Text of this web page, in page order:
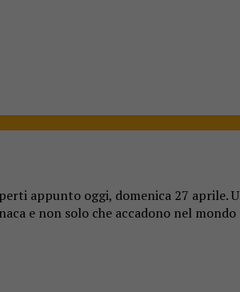
appunto oggi, domenica 27 aprile.
e non solo che accadono nel